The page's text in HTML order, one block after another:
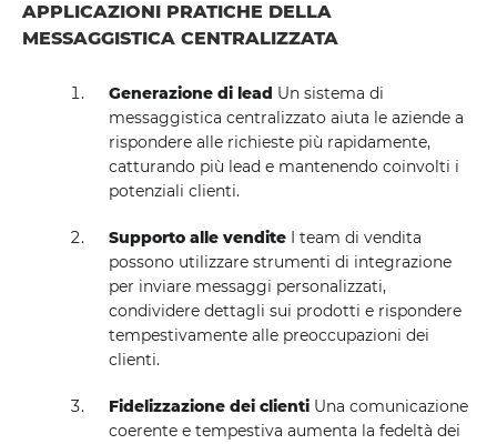
APPLICAZIONI PRATICHE DELLA
MESSAGGISTICA CENTRALIZZATA
Generazione di lead Un sistema di
messaggistica centralizzato aiuta le aziende a
rispondere alle richieste più rapidamente,
catturando più lead e mantenendo coinvolti i
potenziali clienti.
Supporto alle vendite I team di vendita
possono utilizzare strumenti di integrazione
per inviare messaggi personalizzati,
condividere dettagli sui prodotti e rispondere
tempestivamente alle preoccupazioni dei
clienti.
Fidelizzazione dei clienti Una comunicazione
coerente e tempestiva aumenta la fedeltà dei